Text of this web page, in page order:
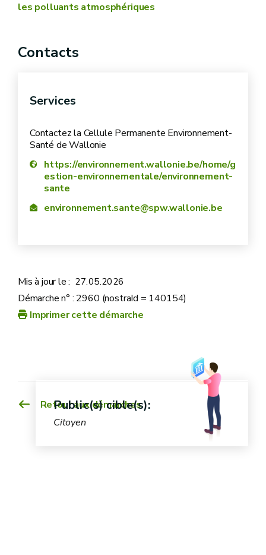
les polluants atmosphériques
Contacts
Services
Contactez la Cellule Permanente Environnement-
Santé de Wallonie
https://environnement.wallonie.be/home/g
estion-environnementale/environnement-
sante
environnement.sante@spw.wallonie.be
Mis à jour le : 27.05.2026
Démarche n° : 2960 (nostraId = 140154)
Imprimer cette démarche
Retour aux démarches
Public(s) cible(s):
Citoyen